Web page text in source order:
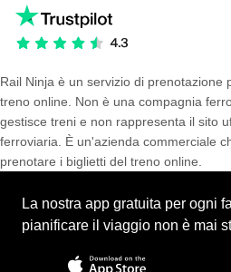
Rail Ninja è un servizio di prenotazione
treno online. Non è una compagnia
gestisce treni e non rappresenta il sito
ferroviaria. È un'azienda commerciale
prenotare i biglietti del treno online.
La nostra app gratuita per ogni
pianificare il viaggio non è mai